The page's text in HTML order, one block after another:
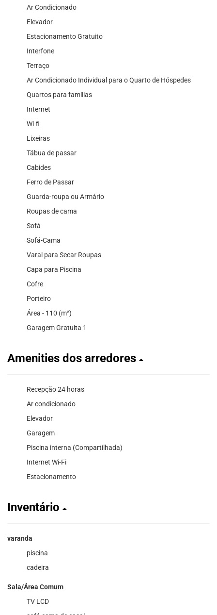
Ar Condicionado
Elevador
Estacionamento Gratuito
Interfone
Terraço
Ar Condicionado Individual para o Quarto de Hóspedes
Quartos para famílias
Internet
Wi-fi
Lixeiras
Tábua de passar
Cabides
Ferro de Passar
Guarda-roupa ou Armário
Roupas de cama
Sofá
Sofá-Cama
Varal para Secar Roupas
Capa para Piscina
Cofre
Porteiro
Área - 110 (m²)
Garagem Gratuita 1
Amenities dos arredores
Recepção 24 horas
Ar condicionado
Elevador
Garagem
Piscina interna (Compartilhada)
Internet Wi-Fi
Estacionamento
Inventário
varanda
piscina
cadeira
Sala/Área Comum
TV LCD